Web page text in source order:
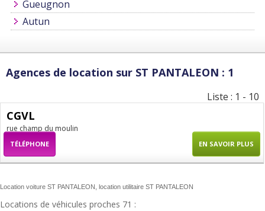
Gueugnon
Autun
Agences de location sur ST PANTALEON : 1
Liste : 1 - 10
CGVL
rue champ du moulin
TÉLÉPHONE EN SAVOIR PLUS
Location voiture ST PANTALEON, location utilitaire ST PANTALEON
Locations de véhicules proches 71 :